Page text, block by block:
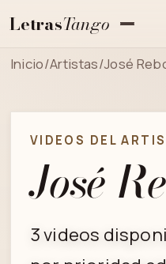
LetrasTango
Inicio/Artistas/José
VIDEOS DEL
José
3 videos